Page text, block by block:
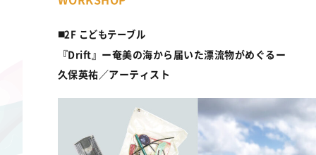
◼️2F こどもテーブル
『Drift』ー奄美の海から届いた漂流物がめぐるー
久保英祐／アーティスト